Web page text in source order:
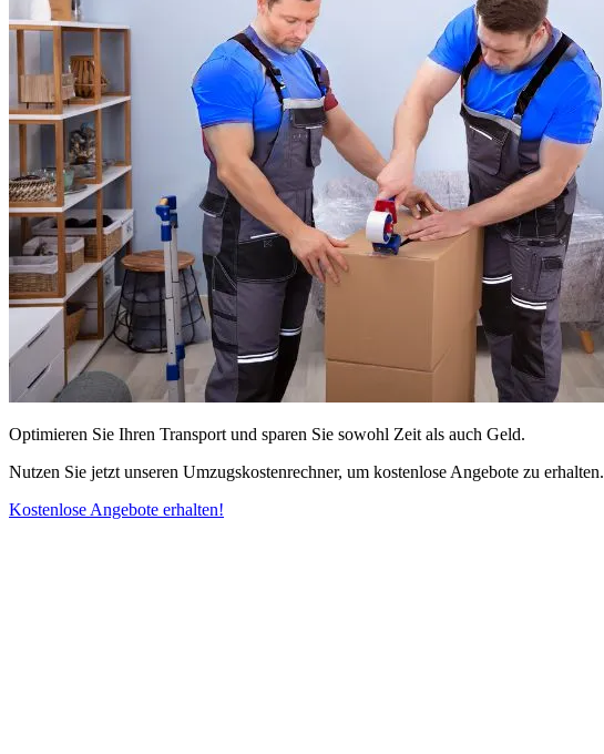
Optimieren Sie Ihren Transport und sparen Sie sowohl Zeit als auch Geld.
Nutzen Sie jetzt unseren Umzugskostenrechner, um kostenlose Angebote zu erhalten.
Kostenlose Angebote erhalten!